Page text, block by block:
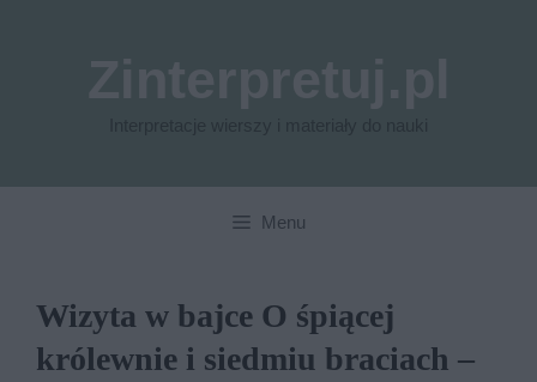
Menu
Wizyta w bajce O śpiącej
królewnie i siedmiu braciach –